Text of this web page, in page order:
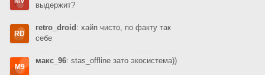
выдержит?
retro_droid : хайп чисто, по факту так
себе
макс_96: stas_offline зато экосистема))